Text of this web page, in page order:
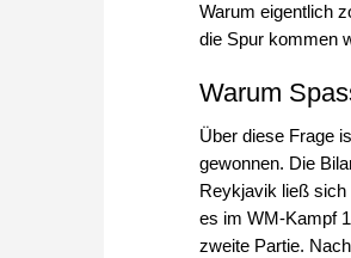
Warum eigentlich
die Spur kommen
Warum
Über diese Frage
gewonnen. Die
Reykjavik ließ sich
es im WM-Kampf
zweite Partie.